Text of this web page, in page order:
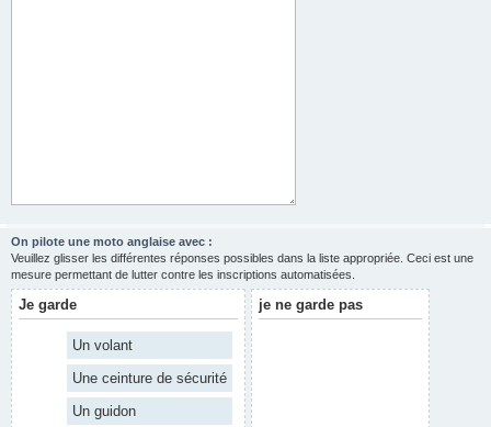
On pilote une moto anglaise avec :
Veuillez glisser les différentes réponses possibles dans la liste appropriée. Ceci est une
mesure permettant de lutter contre les inscriptions automatisées.
Je garde
Un volant
Une ceinture de sécurité
Un guidon
je ne garde pas